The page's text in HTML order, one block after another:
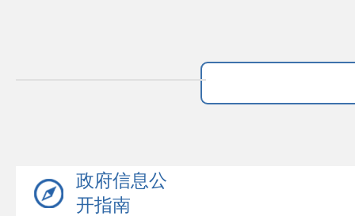
政府信息公
开指南